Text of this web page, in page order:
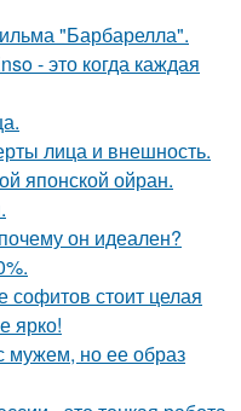
"Барбарелла".
- это когда каждая
лица и внешность.
японской ойран.
он идеален?
стоит целая
ярко!
но ее образ